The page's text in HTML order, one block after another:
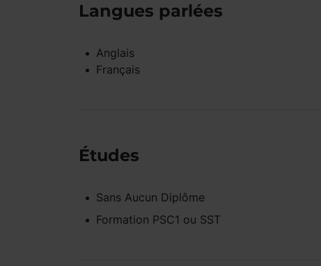
Langues parlées
Anglais
Français
Études
Sans Aucun Diplôme
Formation PSC1 ou SST